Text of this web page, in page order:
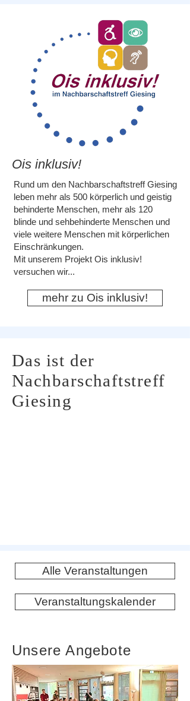
Ois inklusiv!
Rund um den Nachbarschaftstreff Giesing
leben mehr als 500 körperlich und geistig
behinderte Menschen, mehr als 120
blinde und sehbehinderte Menschen und
viele weitere Menschen mit körperlichen
Einschränkungen.
Mit unserem Projekt Ois inklusiv!
versuchen wir...
mehr zu Ois inklusiv!
Das ist der
Nachbarschaftstreff
Giesing
Alle Veranstaltungen
Veranstaltungskalender
Unsere Angebote